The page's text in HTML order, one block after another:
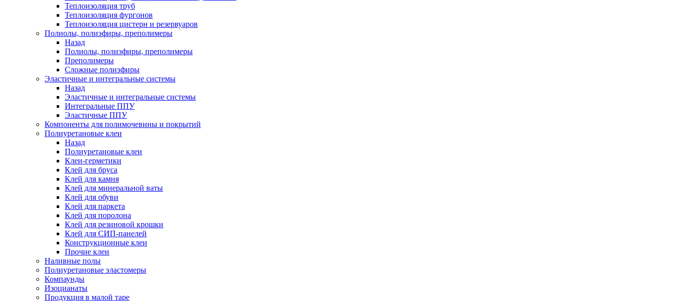
Теплоизоляция труб
Теплоизоляция фургонов
Теплоизоляция цистерн и резервуаров
Полиолы, полиэфиры, преполимеры
Назад
Полиолы, полиэфиры, преполимеры
Преполимеры
Сложные полиэфиры
Эластичные и интегральные системы
Назад
Эластичные и интегральные системы
Интегральные ППУ
Эластичные ППУ
Компоненты для полимочевины и покрытий
Полиуретановые клеи
Назад
Полиуретановые клеи
Клеи-герметики
Клей для бруса
Клей для камня
Клей для минеральной ваты
Клей для обуви
Клей для паркета
Клей для поролона
Клей для резиновой крошки
Клей для СИП-панелей
Конструкционные клеи
Прочие клеи
Наливные полы
Полиуретановые эластомеры
Компаунды
Изоцианаты
Продукция в малой таре